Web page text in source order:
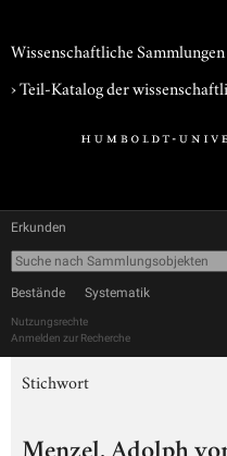
Wissenschaftliche Sammlungen
› Teil-Katalog der
Erkunden
Bestände Systematik
Nutzungsrechte
Anmelden zur Recherche
Stichwort